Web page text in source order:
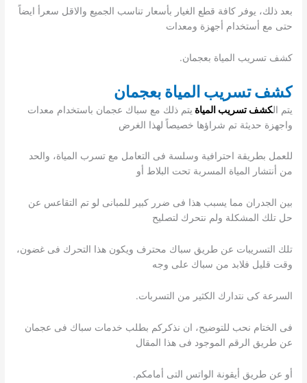
بعد ذلك، يوفر كافة قطع الغيار بأسعار تناسب الجميع والاقل سعرأ ايضاً
حتى مع أستخدام أجهزة ومعدات
كشف تسريب المياة بعجمان.
كشف تسريب المياة بعجمان
يتم الكشف تسريب المياة يتم ذلك مع سباك عجمان باستخدام معدات
واجهزة حديثة تم شراؤها خصيصاً لهذا الغرض
للعمل بطريقة احترافية وسلسة فى التعامل مع تسرب المياة، والحد
من أنتشار المياة المسربة تحت البلاط أو
بين الجدران مما يسبب هذا فى ضرر كبير للمبانى لو تم التقاعس عن
حل تلك المشكلة ولم نتحرك لتصليح
تلك التسريبات عن طريق سباك محترف ويكون هذا التحرك فى غضون،
وقت قليل فلابد من سباك على وجه
السرعة كى نتدارك الكثير من التسربات.
فى الختام نحب للتوضيح، ان نذكركم بطلب خدمات سباك فى عجمان
عن طريق الرقم الموجود فى هذا المقال
أو عن طريق أيقونة الواتس التى أمامكم.